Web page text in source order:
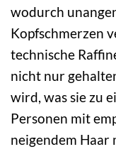
wodurch
Kopfschmerzen
technische
nicht nur
wird, was sie zu
Personen mit
neigendem Haar